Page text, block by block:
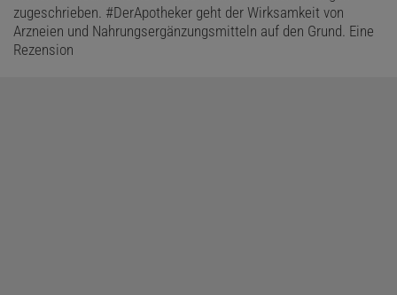
zugeschrieben. #DerApotheker geht der Wirksamkeit von
Arzneien und Nahrungsergänzungsmitteln auf den Grund. Eine
Rezension